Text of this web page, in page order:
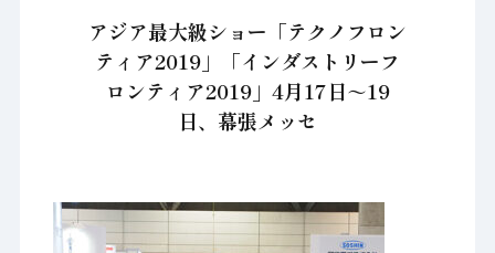
アジア最大級ショー「テクノフロン
ティア2019」「インダストリーフ
ロンティア2019」4月17日～19
日、幕張メッセ